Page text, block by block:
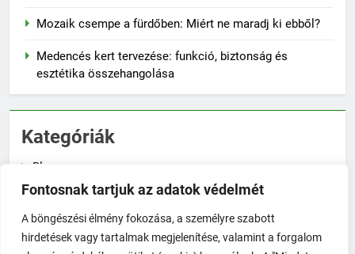
Fontosnak tartjuk az adatok védelmét
A böngészési élmény fokozása, a személyre szabott
hirdetések vagy tartalmak megjelenítése, valamint a forgalom
Mozaik csempe a fürdőben: Miért ne maradj ki ebből?
Medencés kert tervezése: funkció, biztonság és
esztétika összehangolása
Kategóriák
Blog
Növénygondozás
Zöldségtermesztés